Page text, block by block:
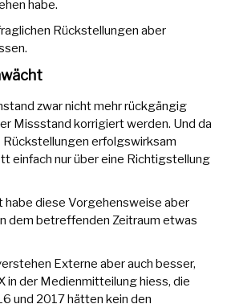
habe.
Rückstellungen aber
zwar nicht mehr rückgängig
Missstand korrigiert werden. Und da
Rückstellungen erfolgswirksam
einfach nur über eine Richtigstellung
habe diese Vorgehensweise aber
dem betreffenden Zeitraum etwas
Externe aber auch besser,
in der Medienmitteilung hiess, die
und 2017 hätten kein den